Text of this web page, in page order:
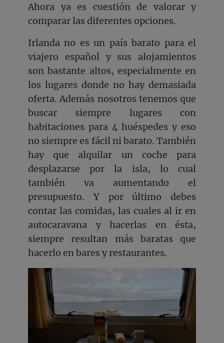
Ahora ya es cuestión de valorar y
comparar las diferentes opciones.
Irlanda no es un país barato para el
viajero español y sus alojamientos
son bastante altos, especialmente en
los lugares donde no hay demasiada
oferta. Además nosotros tenemos que
buscar siempre lugares con
habitaciones para 4 huéspedes y eso
no siempre es fácil ni barato. También
hay que alquilar un coche para
desplazarse por la isla, lo cual
también va aumentando el
presupuesto. Y por último debes
contar las comidas, las cuales al ir en
autocaravana y hacerlas en ésta,
siempre resultan más baratas que
hacerlo en bares y restaurantes.